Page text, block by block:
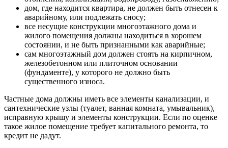
дом, где находится квартира, не должен быть отнесен к
аварийному, или подлежать сносу;
все несущие конструкции многоэтажного дома и
жилого помещения должны находиться в хорошем
состоянии, и не быть признанными как аварийные;
сам многоэтажный дом должен стоять на кирпичном,
железобетонном или плиточном основании
(фундаменте), у которого не должно быть
существенного износа.
Частные дома должны иметь все элементы канализации, и
сантехнические узлы (туалет, ванная комната, умывальник),
исправную крышу и элементы конструкции. Если по оценке
такое жилое помещение требует капитального ремонта, то
кредит не дадут.